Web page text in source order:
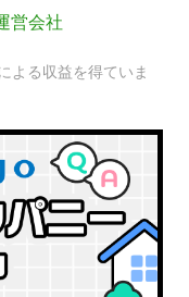
営会社
よる収益を得ていま